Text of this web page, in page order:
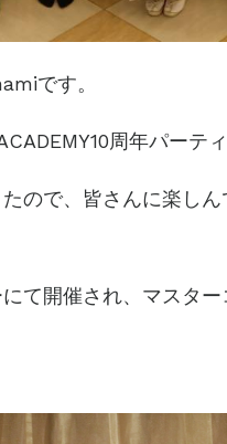
です。
周年パーテ
ので、皆さんに楽し
て開催され、マスタ